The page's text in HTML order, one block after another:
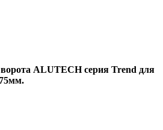
ALUTECH серия Trend для